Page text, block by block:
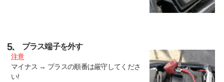
5. プラス端子を外す
注意
マイナス → プラスの順番は厳守してくださ
い!